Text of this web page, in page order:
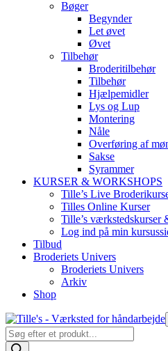
Bøger
Begynder
Let øvet
Øvet
Tilbehør
Broderitilbehør
Tilbehør
Hjælpemidler
Lys og Lup
Montering
Nåle
Overføring af
Sakse
Syrammer
KURSER & WORKSHOPS
Tille’s Live
Tilles Online Kurser
Tille’s værkstedskurser
Log ind på min
Tilbud
Broderiets Univers
Broderiets Univers
Arkiv
Shop
Products
search